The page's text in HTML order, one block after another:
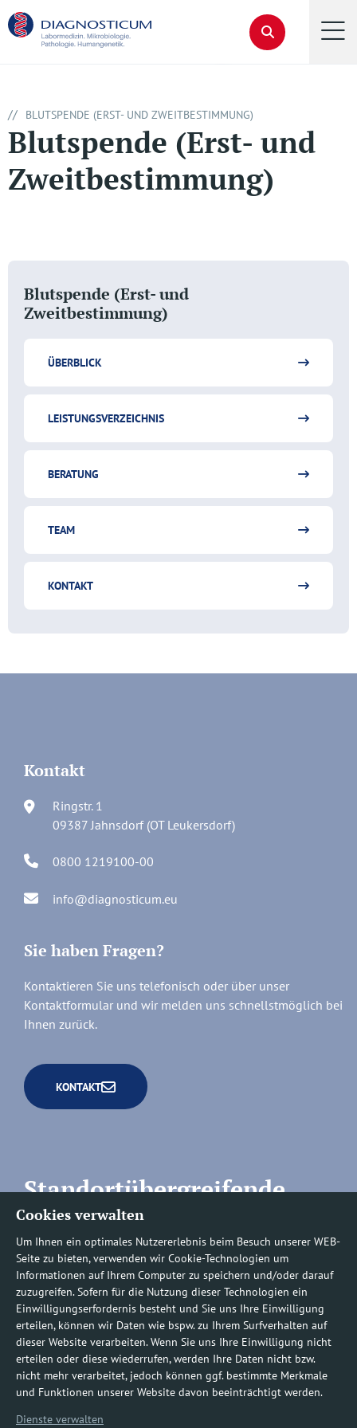
Cookies verwalten
Um Ihnen ein optimales Nutzererlebnis beim Besuch unserer WEB-
Seite zu bieten, verwenden wir Cookie-Technologien um
Informationen auf Ihrem Computer zu speichern und/oder darauf
zuzugreifen. Sofern für die Nutzung dieser Technologien ein
Einwilligungserfordernis besteht und Sie uns Ihre Einwilligung
erteilen, können wir Daten wie bspw. zu Ihrem Surfverhalten auf
dieser Website verarbeiten. Wenn Sie uns Ihre Einwilligung nicht
erteilen oder diese wiederrufen, werden Ihre Daten nicht bzw.
nicht mehr verarbeitet, jedoch können ggf. bestimmte Merkmale
und Funktionen unserer Website davon beeinträchtigt werden.
Dienste verwalten
Blutspende (Erst- und
Zweitbestimmung)
ÜBERBLICK
LEISTUNGSVERZEICHNIS
BERATUNG
TEAM
KONTAKT
// BLUTSPENDE (ERST- UND ZWEITBESTIMMUNG)
Blutspende (Erst- und
Zweitbestimmung)
Kontakt
Ringstr. 1
09387 Jahnsdorf (OT Leukersdorf)
0800 1219100-00
info@diagnosticum.eu
Sie haben Fragen?
Kontaktieren Sie uns telefonisch oder über unser
Kontaktformular und wir melden uns schnellstmöglich bei
Ihnen zurück.
KONTAKT
Standortübergreifende
Rufnummern
Befundauskünfte/
Nachforderungen
0800 1219100-10